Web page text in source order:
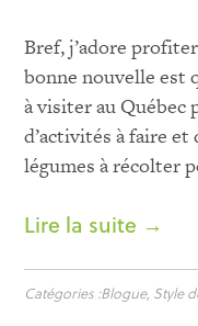
Bref, j’adore
bonne nouvelle est
à visiter au Québec
d’activités à faire
légumes à récolter
Lire la suite →
Catégories :Blogue, Style